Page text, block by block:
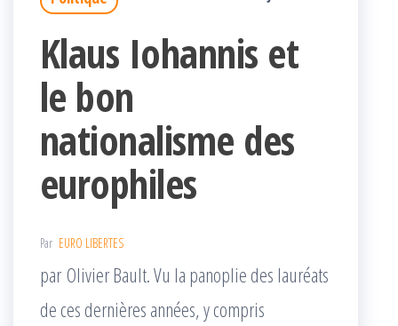
Klaus Iohannis et
le bon
nationalisme des
europhiles
Par EURO LIBERTES
par Olivier Bault. Vu la panoplie des lauréats
de ces dernières années, y compris